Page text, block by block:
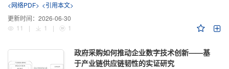
<网络PDF> <引用本文>
更新时间： 2026-06-30
11
| 1 | 1
政府采购如何推动企业数字技术创新——基
于产业链供应链韧性的实证研究